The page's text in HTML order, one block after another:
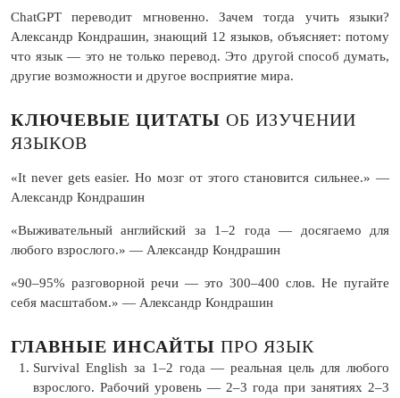
ChatGPT переводит мгновенно. Зачем тогда учить языки?
Александр Кондрашин, знающий 12 языков, объясняет: потому
что язык — это не только перевод. Это другой способ думать,
другие возможности и другое восприятие мира.
КЛЮЧЕВЫЕ ЦИТАТЫ ОБ ИЗУЧЕНИИ
ЯЗЫКОВ
«It never gets easier. Но мозг от этого становится сильнее.» —
Александр Кондрашин
«Выживательный английский за 1–2 года — досягаемо для
любого взрослого.» — Александр Кондрашин
«90–95% разговорной речи — это 300–400 слов. Не пугайте
себя масштабом.» — Александр Кондрашин
ГЛАВНЫЕ ИНСАЙТЫ ПРО ЯЗЫК
Survival English за 1–2 года — реальная цель для любого
взрослого. Рабочий уровень — 2–3 года при занятиях 2–3